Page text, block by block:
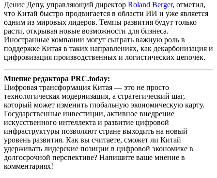
Денис Депу, управляющий директор Roland Berger, отметил,
что Китай быстро продвигается в области ИИ и уже является
одним из мировых лидеров. Темпы развития будут только
расти, открывая новые возможности для бизнеса.
Иностранные компании могут сыграть важную роль в
поддержке Китая в таких направлениях, как декарбонизация и
цифровизация производственных и логистических цепочек.
Мнение редактора PRC.today:
Цифровая трансформация Китая — это не просто
технологическая модернизация, а стратегический шаг,
который может изменить глобальную экономическую карту.
Государственные инвестиции, активное внедрение
искусственного интеллекта и развитие цифровой
инфраструктуры позволяют стране выходить на новый
уровень развития. Как вы считаете, сможет ли Китай
удерживать лидерские позиции в цифровой экономике в
долгосрочной перспективе? Напишите ваше мнение в
комментариях!